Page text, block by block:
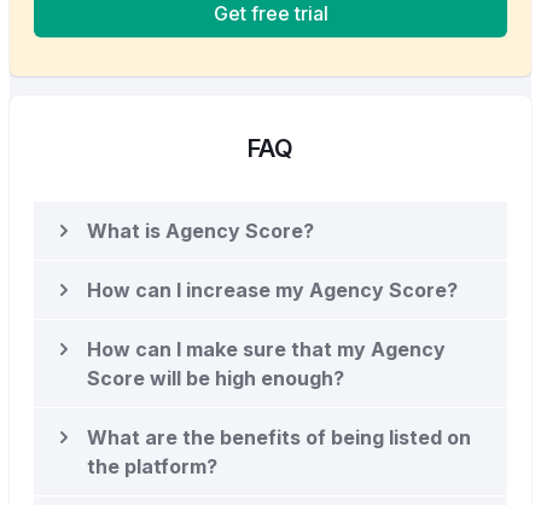
Get free trial
FAQ
What is Agency Score?
How can I increase my Agency Score?
How can I make sure that my Agency
Score will be high enough?
What are the benefits of being listed on
the platform?